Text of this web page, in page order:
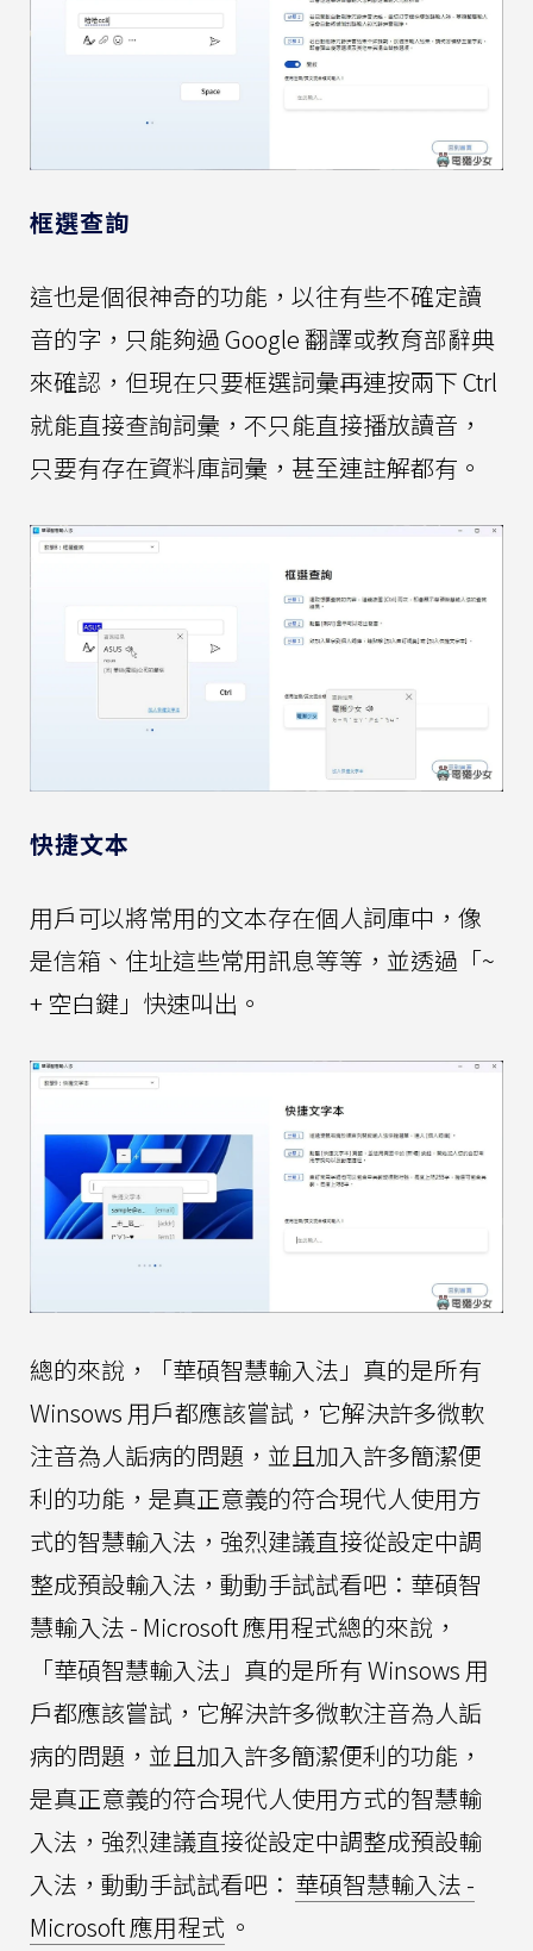
框選查詢
這也是個很神奇的功能，以往有些不確定讀
音的字，只能夠過 Google 翻譯或教育部辭典
來確認，但現在只要框選詞彙再連按兩下 Ctrl
就能直接查詢詞彙，不只能直接播放讀音，
只要有存在資料庫詞彙，甚至連註解都有。
快捷文本
用戶可以將常用的文本存在個人詞庫中，像
是信箱、住址這些常用訊息等等，並透過「~
+ 空白鍵」快速叫出。
總的來說，「華碩智慧輸入法」真的是所有
Winsows 用戶都應該嘗試，它解決許多微軟
注音為人詬病的問題，並且加入許多簡潔便
利的功能，是真正意義的符合現代人使用方
式的智慧輸入法，強烈建議直接從設定中調
整成預設輸入法，動動手試試看吧：華碩智
慧輸入法 - Microsoft 應用程式總的來說，
「華碩智慧輸入法」真的是所有 Winsows 用
戶都應該嘗試，它解決許多微軟注音為人詬
病的問題，並且加入許多簡潔便利的功能，
是真正意義的符合現代人使用方式的智慧輸
入法，強烈建議直接從設定中調整成預設輸
入法，動動手試試看吧： 華碩智慧輸入法 -
Microsoft 應用程式 。